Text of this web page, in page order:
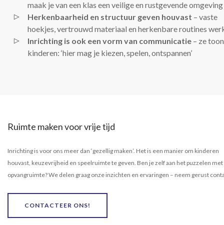
maak je van een klas een veilige en rustgevende omgeving
Herkenbaarheid en structuur geven houvast – vaste
hoekjes, vertrouwd materiaal en herkenbare routines
Inrichting is ook een vorm van communicatie – ze
kinderen: ‘hier mag je kiezen, spelen, ontspannen’
Ruimte maken voor vrije tijd
Inrichting is voor ons meer dan ‘gezellig maken’. Het is een manier om kinderen
houvast, keuzevrijheid en speelruimte te geven. Ben je zelf aan het puzzelen
opvangruimte? We delen graag onze inzichten en ervaringen – neem gerust
CONTACTEER ONS!